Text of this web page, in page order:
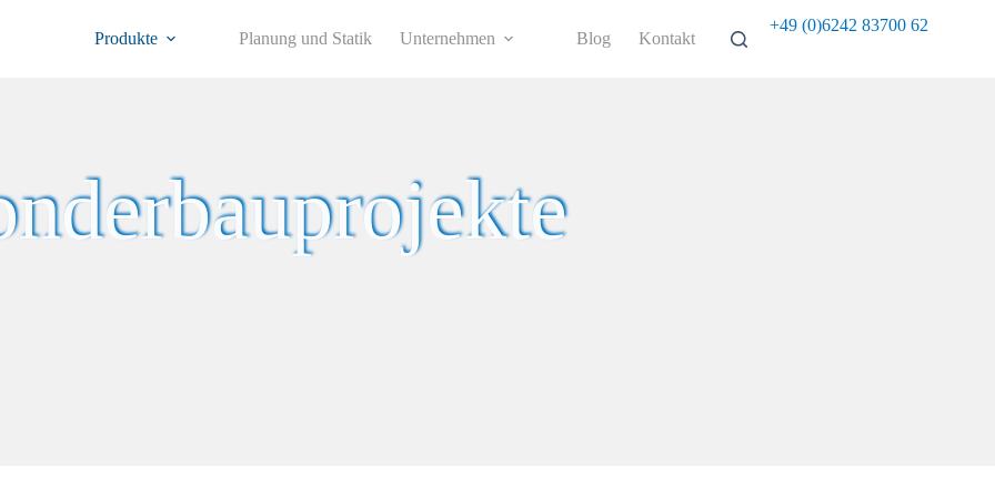
Produkte Planung und Statik Unternehmen Blog Kontakt
+49 (0)6242 83700 62